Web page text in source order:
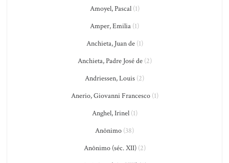
Amoyel, Pascal(1)
Amper, Emilia (1)
Anchieta, Juan de(1)
Anchieta, Padre José de(2)
Andriessen, Louis (2)
Anerio, Giovanni Francesco(1)
Anghel, Irinel(1)
Anônimo (38)
Anônimo (séc. XII)(2)